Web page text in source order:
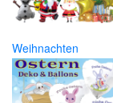
Weihnachten